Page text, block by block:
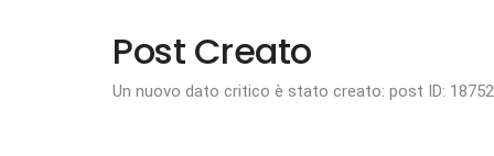
Post Creato
Un nuovo dato critico è stato creato: post ID: